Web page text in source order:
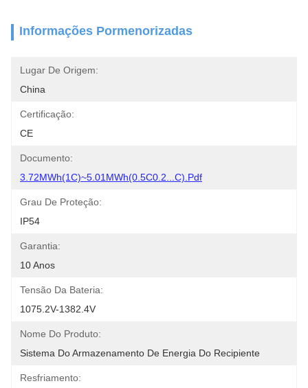
Informações Pormenorizadas
Lugar De Origem:
China
Certificação:
CE
Documento:
3.72MWh(1C)~5.01MWh(0.5C0.2...C).pdf
Grau De Proteção:
IP54
Garantia:
10 Anos
Tensão Da Bateria:
1075.2V-1382.4V
Nome Do Produto:
Sistema Do Armazenamento De Energia Do Recipiente
Resfriamento: